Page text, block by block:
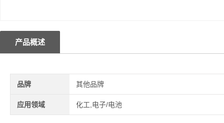
产品概述
品牌 其他品牌
应用领域 化工,电子/电池